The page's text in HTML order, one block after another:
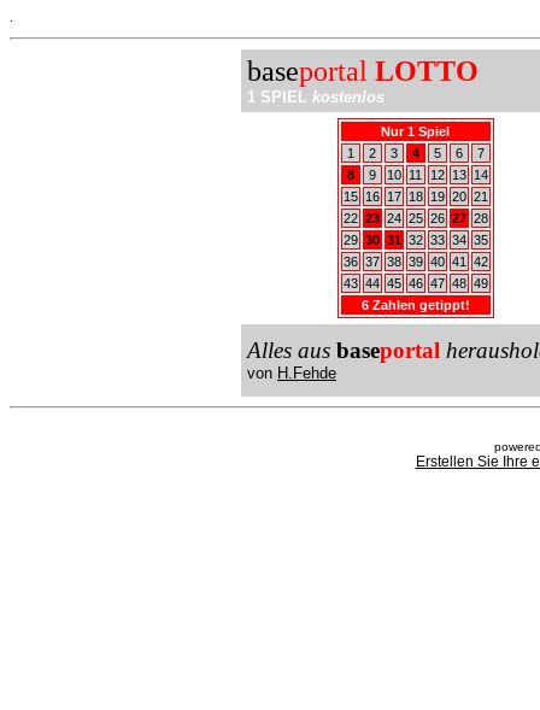
baseportal LOTTO
1 SPIEL kostenlos
Nur 1 Spiel
1
2 3 4 5 6
7
8
9 10 11 12 13
14
15
16 17 18 19 20 21
22 23 24 25 26 27 28
29 30 31 32 33 34 35
36 37 38 39 40 41
42
43 44 45 46 47 48 49
6 Zahlen getippt!
Alles aus baseportal
von H.Fehde
Erstellen Sie Ihre